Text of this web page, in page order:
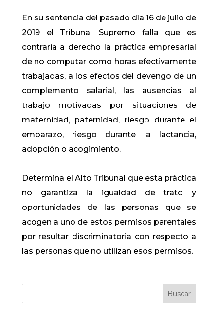
En su sentencia del pasado día 16 de julio de
2019 el Tribunal Supremo falla que es
contraria a derecho la práctica empresarial
de no computar como horas efectivamente
trabajadas, a los efectos del devengo de un
complemento salarial, las ausencias al
trabajo motivadas por situaciones de
maternidad, paternidad, riesgo durante el
embarazo, riesgo durante la lactancia,
adopción o acogimiento.
Determina el Alto Tribunal que esta práctica
no garantiza la igualdad de trato y
oportunidades de las personas que se
acogen a uno de estos permisos parentales
por resultar discriminatoria con respecto a
las personas que no utilizan esos permisos.​
Buscar